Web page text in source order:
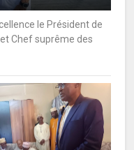
le Président de
Chef suprême des